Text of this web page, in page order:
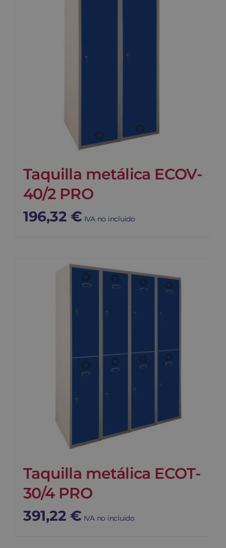
Taquilla metálica ECOV-
40/2 PRO
196,32 € IVA no incluido
Taquilla metálica ECOT-
30/4 PRO
391,22 € IVA no incluido